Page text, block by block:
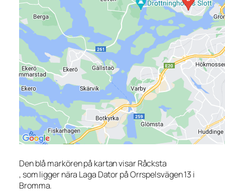
Den blå markören på kartan visar Råcksta
, som ligger nära Laga Dator på Orrspelsvägen 13 i
Bromma.